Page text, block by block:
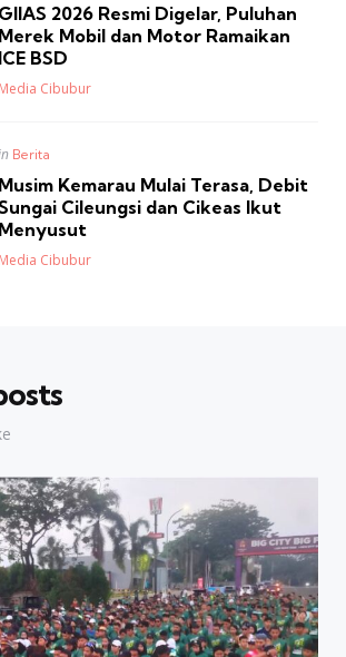
GIIAS 2026 Resmi Digelar, Puluhan
Merek Mobil dan Motor Ramaikan
ICE BSD
Posted
Media Cibubur
Berita
Musim Kemarau Mulai Terasa, Debit
Cileungsi dan Cikeas Ikut
Menyusut
Posted
Media Cibubur